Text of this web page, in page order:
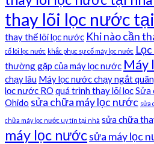
thay lõi lọc nước
thay thế lõi lọc nước Khi nào cần
cố lõi lọc nước khắc phục sự cố máy lọc nước
thường gặp của máy lọc nước Máy
chạy lâu Máy lọc nước chạy ngắt
lọc nước RO quá trình thay lõi lọcSửa
Ohido sửa chữa máy lọc nước sửa
chữa máy lọc nước uy tín tại nhà sửa chữa
máy lọc nướcsửa máy lọc